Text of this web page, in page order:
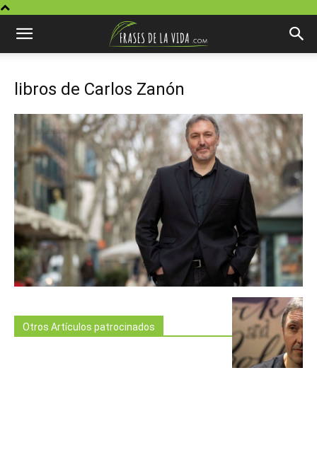
libros de Carlos Zanón
Otros Artículos patrocinados